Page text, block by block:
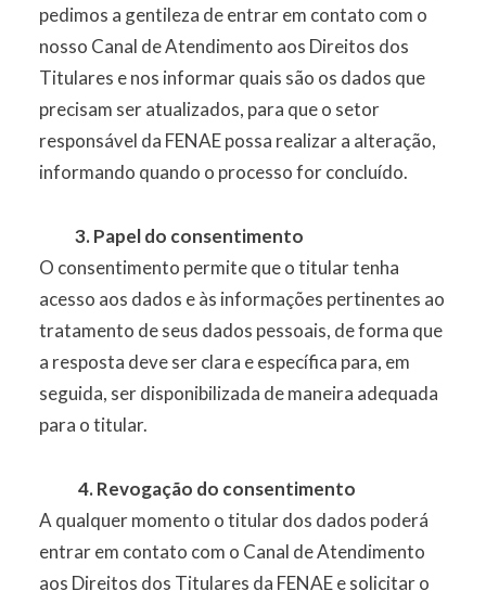
pedimos a gentileza de entrar em contato com o
nosso Canal de Atendimento aos Direitos dos
Titulares e nos informar quais são os dados que
precisam ser atualizados, para que o setor
responsável da FENAE possa realizar a alteração,
informando quando o processo for concluído.
3. Papel do consentimento
O consentimento permite que o titular tenha
acesso aos dados e às informações pertinentes ao
tratamento de seus dados pessoais, de forma que
a resposta deve ser clara e específica para, em
seguida, ser disponibilizada de maneira adequada
para o titular.
4. Revogação do consentimento
A qualquer momento o titular dos dados poderá
entrar em contato com o Canal de Atendimento
aos Direitos dos Titulares da FENAE e solicitar o